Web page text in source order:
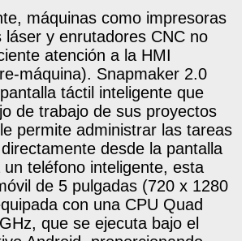
máquinas como impresoras
láser y enrutadores CNC no
atención a la HMI
máquina). Snapmaker 2.0
táctil inteligente que
de trabajo de sus proyectos
permite administrar las tareas
desde la pantalla
teléfono inteligente, esta
de 5 pulgadas (720 x 1280
con una CPU Quad
que se ejecuta bajo el